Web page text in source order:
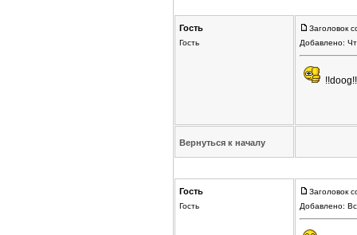
Гость
Гость
Заголовок
Добавлено:
!!doog!!
Вернуться к началу
Гость
Гость
Заголовок
Добавлено: